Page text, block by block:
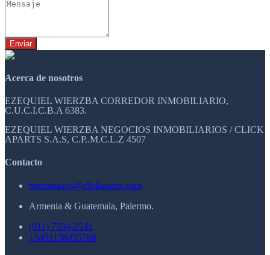
Enviar
Acerca de nosotros
EZEQUIEL WIERZBA CORREDOR INMOBILIARIO,
C.U.C.I.C.B.A 6383.
EZEQUIEL WIERZBA NEGOCIOS INMOBILIARIOS / CLICK
APARTS S.A.S, C.P..M.C.L.Z 4507
Contacto
buenosaires@clickaparts.com
Armenia & Guatemala, Palermo.
(011) 7504-2541
+5491158435766